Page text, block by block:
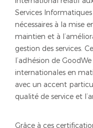
Services
nécessaires à la mise
maintien et à
gestion des services.
l’adhésion de
internationales en
avec un accent
qualité de service et
Grâce à ces